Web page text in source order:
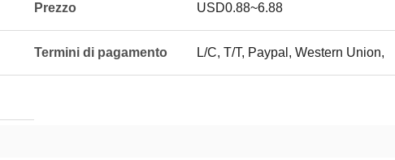
Prezzo USD0.88~6.88
Termini di pagamento L/C, T/T, Paypal, Western Union,